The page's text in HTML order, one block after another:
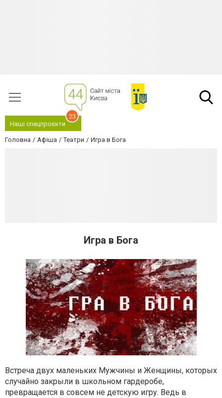
Наші спецпроєкти
23
Головна Афіша Театри Игра в Бога
Игра в Бога
Встреча двух маленьких Мужчины и Женщины, которых
случайно закрыли в школьном гардеробе,
превращается в совсем не детскую игру. Ведь в